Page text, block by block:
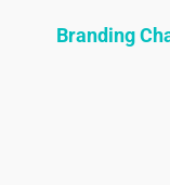
Branding